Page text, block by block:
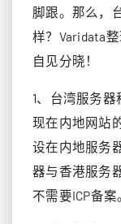
脚跟。那么，
样？Varidata
自见分晓！
1、台湾服务器
现在内地网站
设在内地服务
器与香港服务
不需要ICP备案